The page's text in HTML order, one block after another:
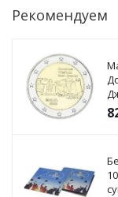
Рекомендуем